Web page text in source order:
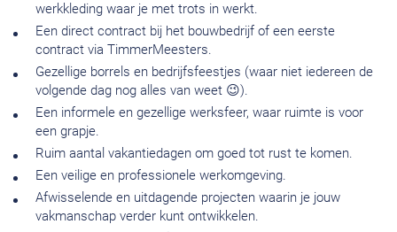
werkkleding waar je met trots in werkt.
Een direct contract bij het bouwbedrijf of een eerste
contract via TimmerMeesters.
Gezellige borrels en bedrijfsfeestjes (waar niet iedereen de
volgende dag nog alles van weet 😉).
Een informele en gezellige werksfeer, waar ruimte is voor
een grapje.
Ruim aantal vakantiedagen om goed tot rust te komen.
Een veilige en professionele werkomgeving.
Afwisselende en uitdagende projecten waarin je jouw
vakmanschap verder kunt ontwikkelen.